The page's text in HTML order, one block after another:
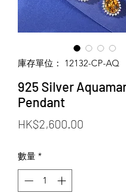
庫存單位： 12132-CP-AQ
925 Silver
Pendant
HK$2,600.00
數量 *